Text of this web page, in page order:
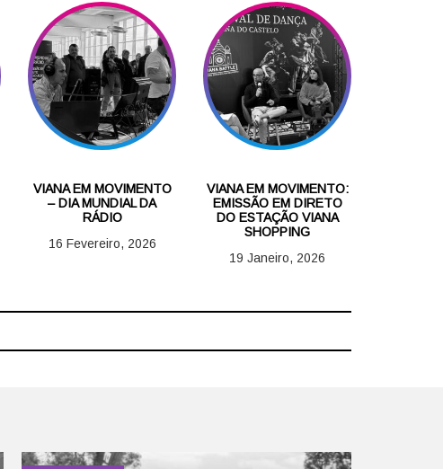
VIANA EM MOVIMENTO
– DIA MUNDIAL DA
RÁDIO
16 Fevereiro, 2026
VIANA EM MOVIMENTO:
EMISSÃO EM DIRETO
DO ESTAÇÃO VIANA
SHOPPING
19 Janeiro, 2026